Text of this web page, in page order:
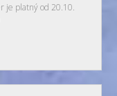
je platný od 20.10.